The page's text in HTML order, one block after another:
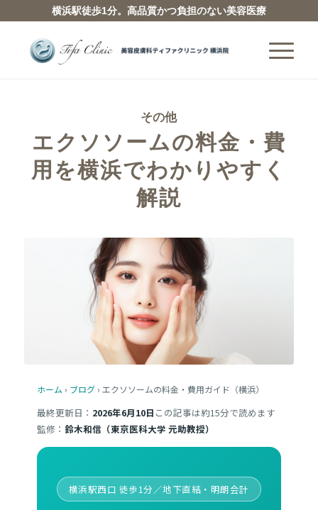
横浜駅徒歩1分。高品質かつ負担のない美容医療
その他
エクソソームの料金・費
用を横浜でわかりやすく
解説
ホーム › ブログ› エクソソームの料金・費用ガイド（横浜）
最終更新日： 2026年6月10日 この記事は約15分で読めます
監修： 鈴木和信（東京医科大学 元助教授）
横浜駅西口 徒歩1分／地下直結・明朗会計